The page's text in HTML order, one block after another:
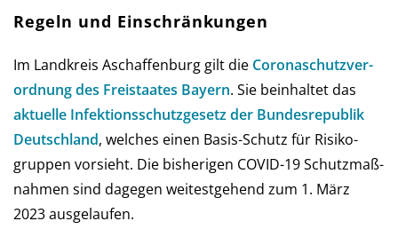
Regeln und Einschränkungen
Im Landkreis Aschaffenburg gilt die Corona­schutz­ver­
ord­nung des Frei­staates Bay­ern. Sie be­in­hal­tet das
aktu­elle Infe­ktions­schutz­ge­setz der Bun­des­re­pub­lik
Deutsch­land, wel­ches einen Basis-Schutz für Risi­ko­
grup­pen vor­sieht. Die bis­he­ri­gen COVID-19 Schutz­maß­
nah­men sind da­ge­gen wei­test­gehend zum 1. März
2023 ausgelaufen.